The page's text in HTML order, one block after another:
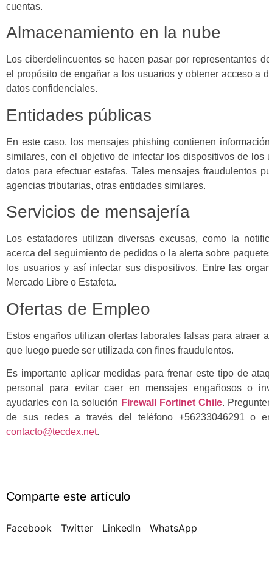
cuentas.
Almacenamiento en la nube
Los ciberdelincuentes se hacen pasar por representantes
el propósito de engañar a los usuarios y obtener acceso a
datos confidenciales.
Entidades públicas
En este caso, los mensajes phishing contienen
similares, con el objetivo de infectar los dispositivos de
datos para efectuar estafas. Tales mensajes fraudulentos
agencias tributarias, otras entidades similares.
Servicios de mensajería
Los estafadores utilizan diversas excusas, como la
acerca del seguimiento de pedidos o la alerta sobre
los usuarios y así infectar sus dispositivos. Entre las
Mercado Libre o Estafeta.
Ofertas de Empleo
Estos engaños utilizan ofertas laborales falsas para atraer
que luego puede ser utilizada con fines fraudulentos.
Es importante aplicar medidas para frenar este tipo de
personal para evitar caer en mensajes engañosos o
ayudarles con la solución Firewall Fortinet Chile.
de sus redes a través del teléfono +56233046291 o
contacto@tecdex.net.
Comparte este artículo
Facebook Twitter LinkedIn WhatsApp